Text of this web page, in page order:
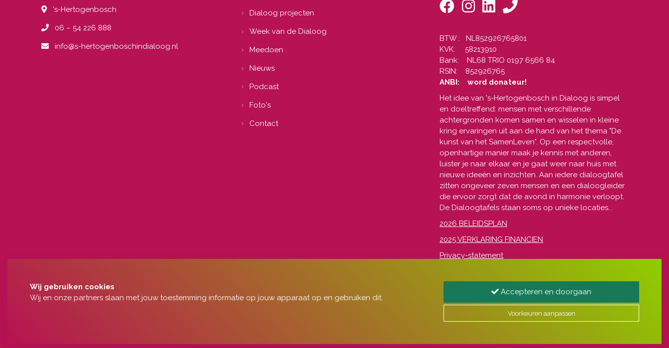
's-Hertogenbosch
06 – 54 226 888
info@s-hertogenboschindialoog.nl
Dialoog projecten
Week van de Dialoog
Meedoen
Nieuws
Podcast
Foto's
Contact
BTW : NL852926765801
KVK: 58213910
Bank: NL68 TRIO 0197 6566 84
RSIN: 852926765
ANBI: word donateur!
Het idee van 's-Hertogenbosch in Dialoog is simpel
en doeltreffend: mensen met verschillende
achtergronden komen samen en wisselen in kleine
kring ervaringen uit aan de hand van het thema "De
kunst van het SamenLeven". Op een respectvolle,
openhartige manier maak je kennis met anderen,
luister je naar elkaar en je gaat weer naar huis met
nieuwe ideeën en inzichten. Aan iedere dialoogtafel
zitten ongeveer zeven mensen en een dialoogleider
die ervoor zorgt dat de avond in harmonie verloopt.
De Dialoogtafels staan soms op unieke locaties...
2026 BELEIDSPLAN
2025 VERKLARING FINANCIEN
Privacy-statement
Wij gebruiken cookies
Wij en onze partners slaan met jouw toestemming informatie op jouw apparaat op en gebruiken dit.
Accepteren en doorgaan
Voorkeuren aanpassen